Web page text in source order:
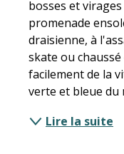
bosses et
promenade
draisienne, à
skate ou chaussé
facilement de la
verte et bleue du
Lire la suite